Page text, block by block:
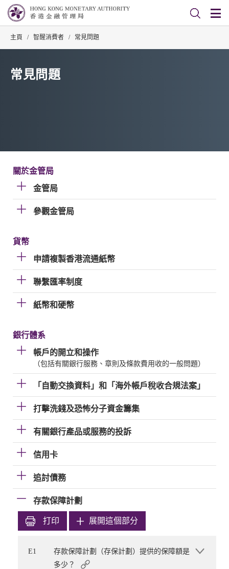
主頁 / 智醒消費者 / 常見問題
常見問題
關於金管局
金管局
參觀金管局
貨幣
申請複製香港流通紙幣
聯繫匯率制度
紙幣和硬幣
銀行體系
帳戶的開立和操作
（包括有關銀行服務、章則及條款費用收的一般問題）
「自動交換資料」和「海外帳戶稅收合規法案」
打擊洗錢及恐怖分子資金籌集
有關銀行產品或服務的投訴
信用卡
追討債務
存款保障計劃
打印 展開這個部分
E1
存款保障計劃（存保計劃）提供的保障額是
多少？